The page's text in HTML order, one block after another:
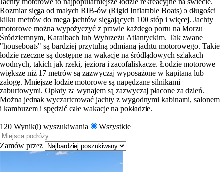
Jachty motorowe to najpopularniejsze łodzie rekreacyjne na świecie.
Rozmiar sięga od małych RIB-ów (Rigid Inflatable Boats) o długości
kilku metrów do mega jachtów sięgających 100 stóp i więcej. Jachty
motorowe można wypożyczyć z prawie każdego portu na Morzu
Śródziemnym, Karaibach lub Wybrzeżu Atlantyckim. Tak zwane
"houseboats" są bardziej przytulną odmianą jachtu motorowego. Takie
łodzie rzeczne są dostępne na wakacje na śródlądowych szlakach
wodnych, takich jak rzeki, jeziora i zacofaliskacze. Łodzie motorowe
większe niż 17 metrów są zazwyczaj wyposażone w kapitana lub
załogę. Mniejsze łodzie motorowe są napędzane silnikami
zaburtowymi. Opłaty za wynajem są zazwyczaj płacone za dzień.
Można jednak wyczarterować jachty z wygodnymi kabinami, salonem
i kambuzem i spędzić całe wakacje na pokładzie.
120 Wynik(i) wyszukiwania Wszystkie
Zamów przez